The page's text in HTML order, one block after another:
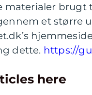
materialer brugt
et større
dette. https://
here